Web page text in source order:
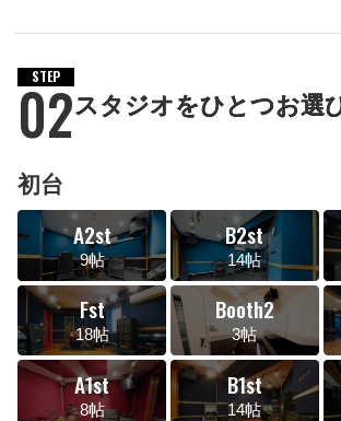
STEP
02スタジオをひとつお選
初台
A2st
9帖
B2st
14帖
Fst
18帖
Booth2
3帖
A1st
8帖
B1st
14帖